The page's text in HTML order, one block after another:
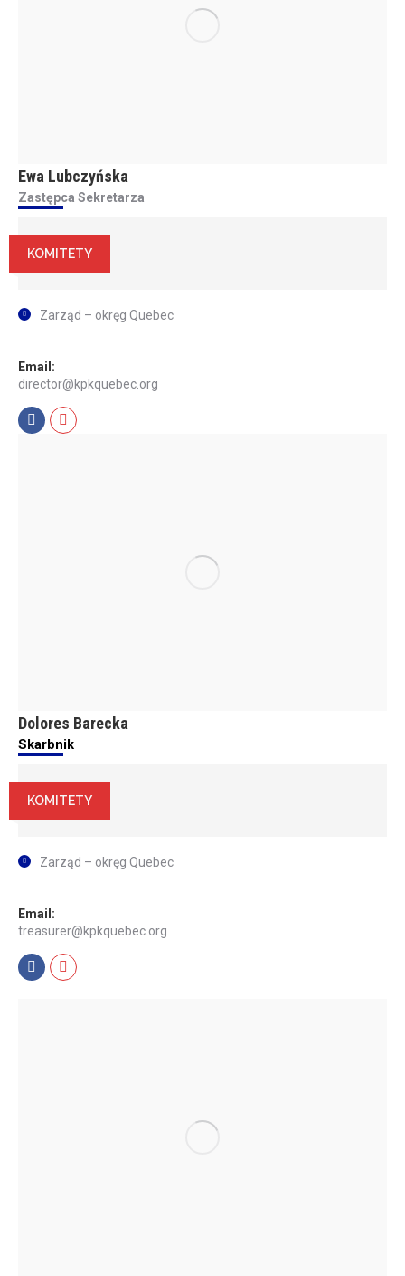
Ewa Lubczyńska
Zastępca Sekretarza
KOMITETY
Zarząd – okręg Quebec
Email:
director@kpkquebec.org
Facebook
Mail
Dolores Barecka
Skarbnik
KOMITETY
Zarząd – okręg Quebec
Email:
treasurer@kpkquebec.org
Facebook
Mail